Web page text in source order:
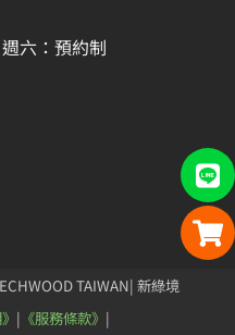
六：預約制
TAIWAN| 新綠境
| 《服務條款》 |